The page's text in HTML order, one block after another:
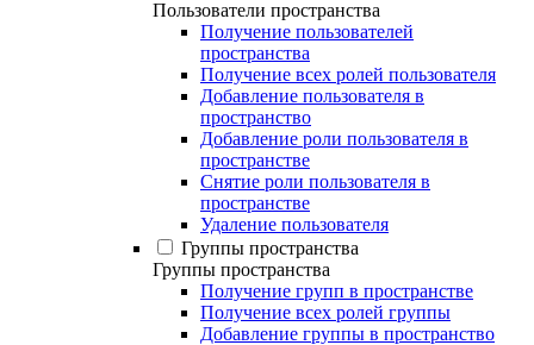
Пользователи пространства
Получение пользователей
пространства
Получение всех ролей пользователя
Добавление пользователя в
пространство
Добавление роли пользователя в
пространстве
Снятие роли пользователя в
пространстве
Удаление пользователя
Группы пространства
Группы пространства
Получение групп в пространстве
Получение всех ролей группы
Добавление группы в пространство